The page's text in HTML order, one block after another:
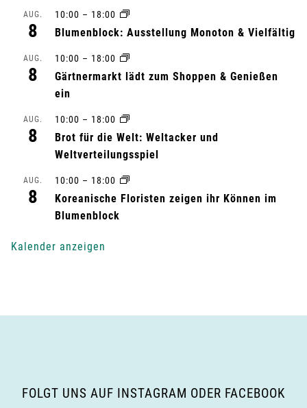
-
AUG.
8
10:00 – 18:00
Blumenblock: Ausstellung Monoton & Vielfältig
AUG.
8
10:00 – 18:00
Gärtnermarkt lädt zum Shoppen & Genießen
ein
AUG.
8
10:00 – 18:00
Brot für die Welt: Weltacker und
Weltverteilungsspiel
AUG.
8
10:00 – 18:00
Koreanische Floristen zeigen ihr Können im
Blumenblock
Kalender anzeigen
FOLGT UNS AUF INSTAGRAM ODER FACEBOOK